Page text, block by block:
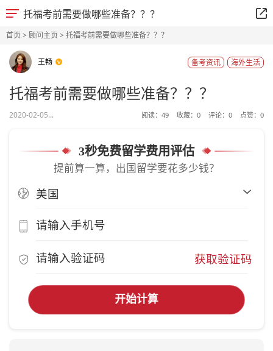
托福考前需要做哪些准备？？？
首页> 顾问主页> 托福考前需要做哪些准备？？？
王畅 海外生活
备考资讯
托福考前需要做哪些准备？？？
2020-02-05... 阅读： 49 收藏： 0 评论： 0 点赞： 0
3秒免费留学费用评估
提前算一算，出国留学要花多少钱？
获取验证码
开始计算